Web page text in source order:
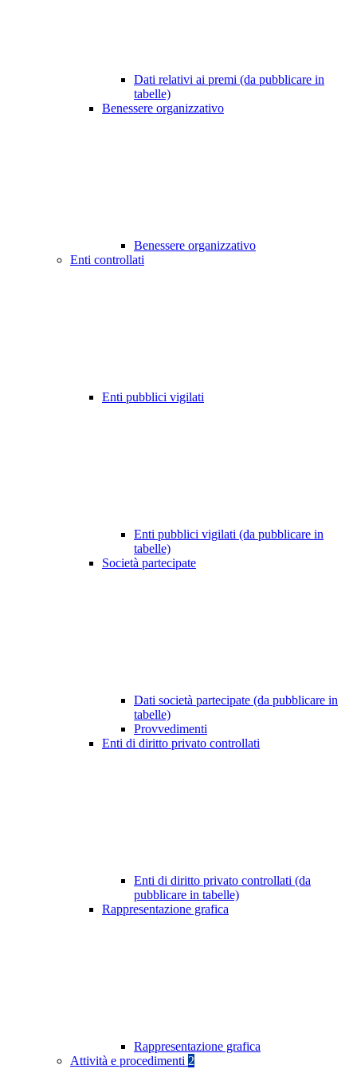
Dati relativi ai premi (da pubblicare in
tabelle)
Benessere organizzativo
Benessere organizzativo
Enti controllati
Enti pubblici vigilati
Enti pubblici vigilati (da pubblicare in
tabelle)
Società partecipate
Dati società partecipate (da pubblicare in
tabelle)
Provvedimenti
Enti di diritto privato controllati
Enti di diritto privato controllati (da
pubblicare in tabelle)
Rappresentazione grafica
Rappresentazione grafica
Attività e procedimenti 2